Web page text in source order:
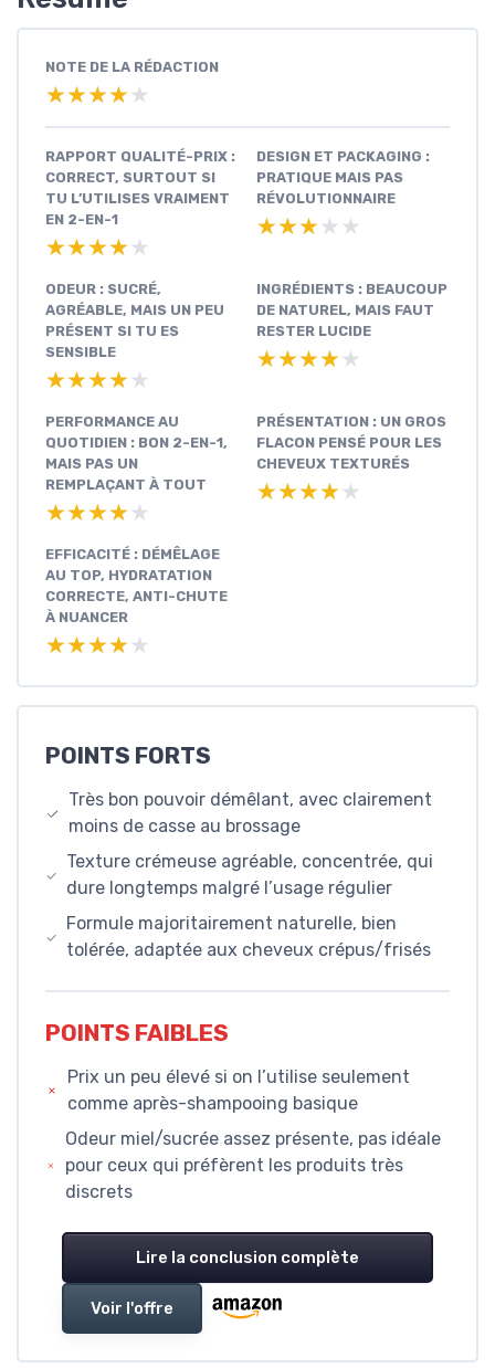
NOTE DE LA RÉDACTION
★★★★★
★★★★★
RAPPORT QUALITÉ-PRIX :
CORRECT, SURTOUT SI
TU L’UTILISES VRAIMENT
EN 2-EN-1
★★★★★
★★★★★
DESIGN ET PACKAGING :
PRATIQUE MAIS PAS
RÉVOLUTIONNAIRE
★★★★★
★★★★★
ODEUR : SUCRÉ,
AGRÉABLE, MAIS UN PEU
PRÉSENT SI TU ES
SENSIBLE
★★★★★
★★★★★
INGRÉDIENTS : BEAUCOUP
DE NATUREL, MAIS FAUT
RESTER LUCIDE
★★★★★
★★★★★
PERFORMANCE AU
QUOTIDIEN : BON 2-EN-1,
MAIS PAS UN
REMPLAÇANT À TOUT
★★★★★
★★★★★
PRÉSENTATION : UN GROS
FLACON PENSÉ POUR LES
CHEVEUX TEXTURÉS
★★★★★
★★★★★
EFFICACITÉ : DÉMÊLAGE
AU TOP, HYDRATATION
CORRECTE, ANTI-CHUTE
À NUANCER
★★★★★
★★★★★
POINTS FORTS
Très bon pouvoir démêlant, avec clairement
moins de casse au brossage
Texture crémeuse agréable, concentrée, qui
dure longtemps malgré l’usage régulier
Formule majoritairement naturelle, bien
tolérée, adaptée aux cheveux crépus/frisés
POINTS FAIBLES
Prix un peu élevé si on l’utilise seulement
comme après-shampooing basique
Odeur miel/sucrée assez présente, pas idéale
pour ceux qui préfèrent les produits très
discrets
Lire la conclusion complète
Voir l'offre